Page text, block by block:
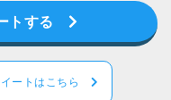
トする
イートはこちら